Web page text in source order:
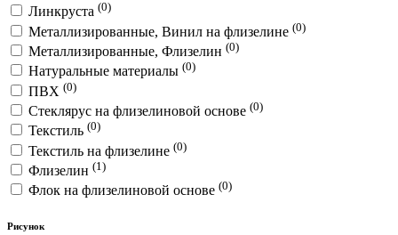
Линкруста (0)
Металлизированные, Винил на флизелине (0)
Металлизированные, Флизелин (0)
Натуральные материалы (0)
ПВХ (0)
Стеклярус на флизелиновой основе (0)
Текстиль (0)
Текстиль на флизелине (0)
Флизелин (1)
Флок на флизелиновой основе (0)
Рисунок